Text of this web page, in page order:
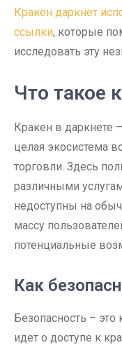
Кракен даркнет
ссылки, которые
исследовать эту
Что такое
Кракен в даркнете
целая экосистема
торговли. Здесь
различными
недоступны на
массу
потенциальные
Как
Безопасность – это
идет о доступе к